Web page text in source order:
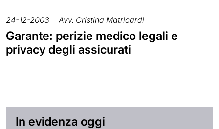
24-12-2003 Avv. Cristina Matricardi
Garante: perizie medico legali e
privacy degli assicurati
In evidenza oggi